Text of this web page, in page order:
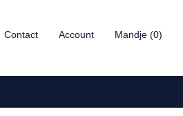
Mandje (0)
Account
Contact